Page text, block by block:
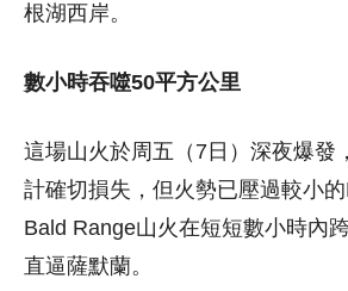
根湖西岸。
數小時吞噬50平方公里
這場山火於周五（7日）深夜爆發
計確切損失，但火勢已壓過較小的
Bald Range山火在短短數小時內
直逼薩默蘭。